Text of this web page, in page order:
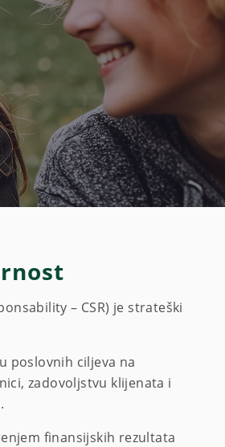
– CSR) je strateški
poslovnih ciljeva na
zadovoljstvu klijenata i
finansijskih rezultata